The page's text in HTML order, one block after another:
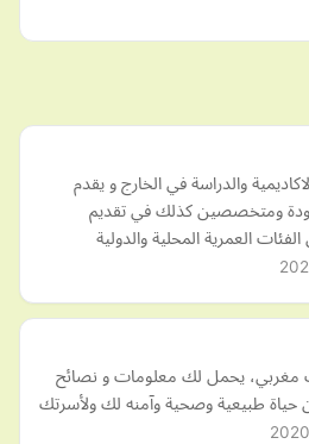
والدراسة في الخارج و يقدم
ومتخصصين كذلك في تقديم
العمرية المحلية والدولية
مغربي، يحمل لك معلومات و نصائح
طبيعية وصحية وآمنه لك ولأسرتك